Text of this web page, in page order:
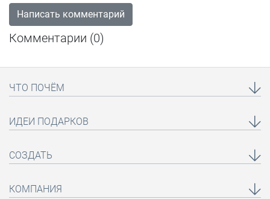
Написать комментарий
Комментарии (0)
ЧТО ПОЧЁМ
ИДЕИ ПОДАРКОВ
СОЗДАТЬ
КОМПАНИЯ